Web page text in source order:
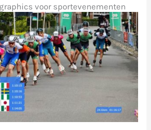
voor sportevenementen